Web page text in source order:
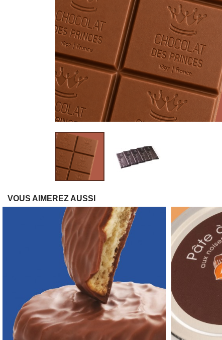
VOUS AIMEREZ AUSSI